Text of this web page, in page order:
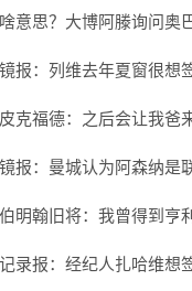
啥意思？大博阿滕询问奥
镜报：列维去年夏窗很想
皮克福德：之后会让我爸
镜报：曼城认为阿森纳是
记录报：经纪人扎哈维想